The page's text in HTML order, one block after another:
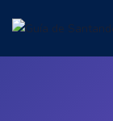
Rutas